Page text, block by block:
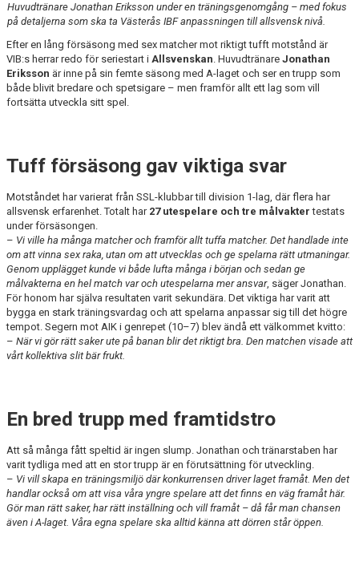
POLICYS
NYHETER
FÖRMÅNER
TRUPPEN DAM
TRUPPEN HERR
PLAY INNEBANDY
Huvudtränare Jonathan Eriksson under en träningsgenomgång – med fokus
på detaljerna som ska ta Västerås IBF anpassningen till allsvensk nivå.
Efter en lång försäsong med sex matcher mot riktigt tufft motstånd är
VIB:s herrar redo för seriestart i Allsvenskan. Huvudtränare Jonathan
Eriksson är inne på sin femte säsong med A-laget och ser en trupp som
både blivit bredare och spetsigare – men framför allt ett lag som vill
fortsätta utveckla sitt spel.
Tuff försäsong gav viktiga svar
Motståndet har varierat från SSL-klubbar till division 1-lag, där flera har
allsvensk erfarenhet. Totalt har 27 utespelare och tre målvakter testats
under försäsongen.
– Vi ville ha många matcher och framför allt tuffa matcher. Det handlade inte
om att vinna sex raka, utan om att utvecklas och ge spelarna rätt utmaningar.
Genom upplägget kunde vi både lufta många i början och sedan ge
målvakterna en hel match var och utespelarna mer ansvar, säger Jonathan.
För honom har själva resultaten varit sekundära. Det viktiga har varit att
bygga en stark träningsvardag och att spelarna anpassar sig till det högre
tempot. Segern mot AIK i genrepet (10–7) blev ändå ett välkommet kvitto:
– När vi gör rätt saker ute på banan blir det riktigt bra. Den matchen visade att
vårt kollektiva slit bär frukt.
En bred trupp med framtidstro
Att så många fått speltid är ingen slump. Jonathan och tränarstaben har
varit tydliga med att en stor trupp är en förutsättning för utveckling.
– Vi vill skapa en träningsmiljö där konkurrensen driver laget framåt. Men det
handlar också om att visa våra yngre spelare att det finns en väg framåt här.
Gör man rätt saker, har rätt inställning och vill framåt – då får man chansen
även i A-laget. Våra egna spelare ska alltid känna att dörren står öppen.